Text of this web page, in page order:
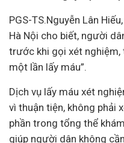
PGS-TS.Nguyễn Lân
Hà Nội cho biết, người
trước khi gọi xét nghiệm,
một lần lấy máu”.
Dịch vụ lấy máu xét
vì thuận tiện, không phải
phần trong tổng thể
giúp người dân không